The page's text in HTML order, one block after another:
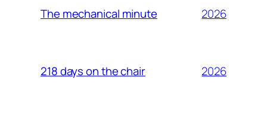
The mechanical minute 2026
218 days on the chair 2026